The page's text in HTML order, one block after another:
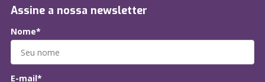
Assine a nossa newsletter
Nome*
E-mail*